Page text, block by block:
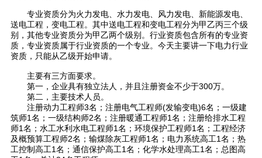
专业资质分为火力发电、水力发电、风力发电、新能源发电、
送电工程，变电工程。其中送电工程和变电工程分为甲乙丙三个级
别，其他专业资质分为甲乙两个级别。行业资质包含所有的专业资
质，专业资质属于行业资质的一个专业。今天主要讲一下电力行业
资质，只能从乙级开始申请。
主要有三方面要求。
第一，企业具有独立法人，并且注册资金不少于300万。
第二，主要技术人员。
注册动力工程师3名；注册电气工程师(发输变电)6名；一级建
筑师1名；一级结构师2名；注册暖通工程师1名；注册给排水工程
师1名；水工水利水电工程师1名；环境保护工程师1名；工程经济
及概预算工程师2名；输煤除灰工程师1名；电力系统高工1名；热
工控制高工1名；通信保护高工1名；化学水处理高工1名；总图高